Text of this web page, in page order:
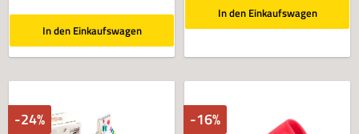
In den Einkaufswagen
In den Einkaufswagen
-24% -16%